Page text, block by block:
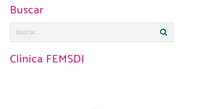
entradas
Buscar
Clínica FEMSDI